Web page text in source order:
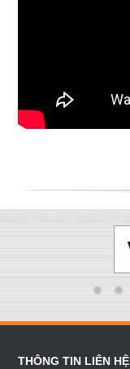
THÔNG TIN LIÊN HỆ